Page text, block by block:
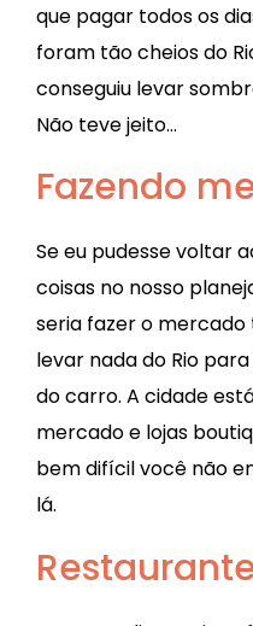
que pagar todos os
foram tão cheios do
conseguiu levar
Não teve jeito…
Fazendo
Se eu pudesse voltar
coisas no nosso
seria fazer o mercado
levar nada do Rio
do carro. A cidade
mercado e lojas
bem difícil você não
lá.